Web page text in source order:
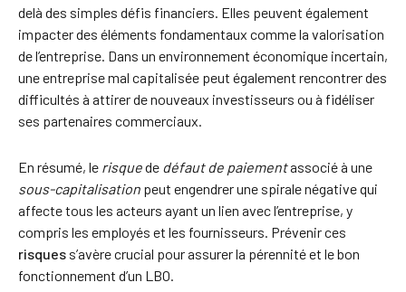
delà des simples défis financiers. Elles peuvent également
impacter des éléments fondamentaux comme la valorisation
de l’entreprise. Dans un environnement économique incertain,
une entreprise mal capitalisée peut également rencontrer des
difficultés à attirer de nouveaux investisseurs ou à fidéliser
ses partenaires commerciaux.
En résumé, le risquede défaut de paiementassocié à une
sous-capitalisation peut engendrer une spirale négative qui
affecte tous les acteurs ayant un lien avec l’entreprise, y
compris les employés et les fournisseurs. Prévenir ces
risques s’avère crucial pour assurer la pérennité et le bon
fonctionnement d’un LBO.